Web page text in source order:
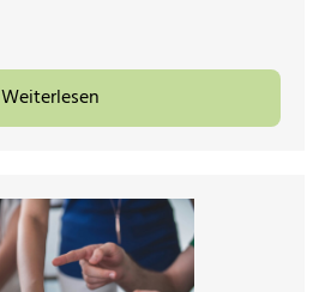
Weiterlesen